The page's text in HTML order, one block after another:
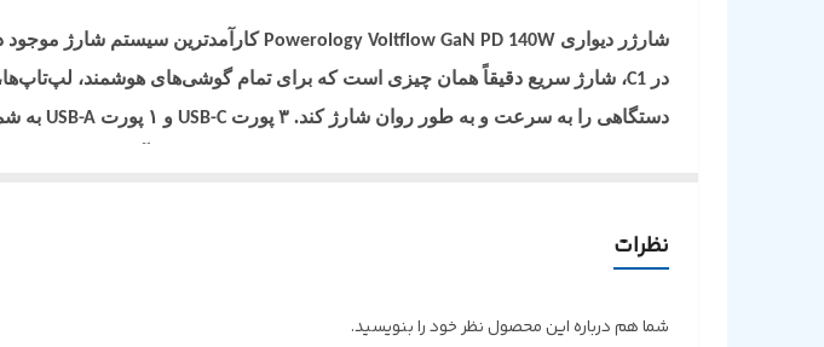
USB-A1 Output
30W Max شارژر دیواری Powerology Voltflow GaN PD 140W کارآمدترین سیستم شارژ
در C1، شارژ سریع دقیقاً همان چیزی است که برای تمام گوشی‌های هوشمند،
دستگاهی را به سرعت و به طور روان شارژ کند. ۳ پورت
USB-C و ۱ پورت USB-A به
شارژر که به صورت تاشو و قابل حمل طراحی شده است، برای سفر بسیار مناسب
قابل اعتماد و همه کاره را در هر مکانی ارائه می‌دهد.
نظرات
شما هم درباره این محصول نظر خود را بنویسید.